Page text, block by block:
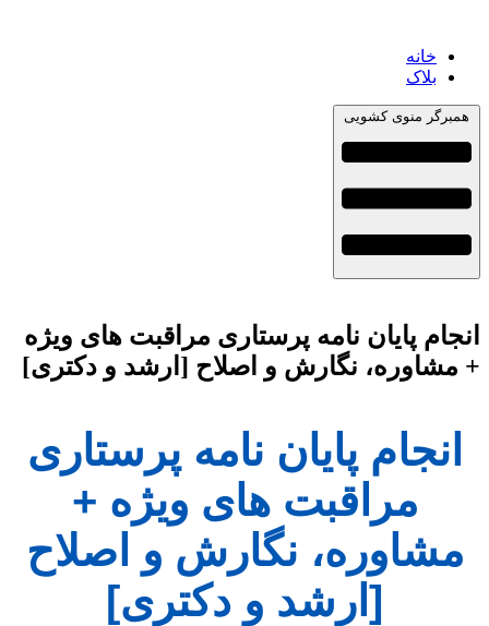
خانه
بلاک
همبرگر منوی کشویی
انجام پایان نامه پرستاری مراقبت های ویژه
+ مشاوره، نگارش و اصلاح [ارشد و دکتری]
انجام پایان نامه پرستاری
مراقبت های ویژه +
مشاوره، نگارش و اصلاح
[ارشد و دکتری]